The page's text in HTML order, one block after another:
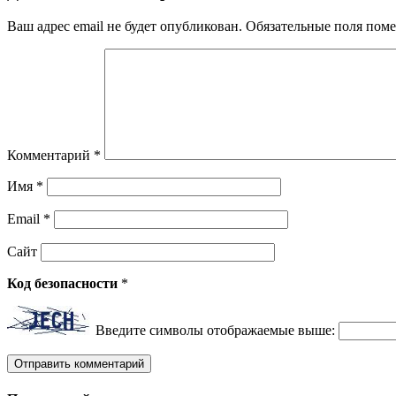
Ваш адрес email не будет опубликован. Обязательные поля
Комментарий *
Имя *
Email *
Сайт
Код безопасности *
Введите символы отображаемые выше: